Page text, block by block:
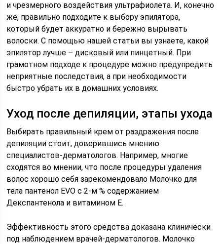
и чрезмерного воздействия ультрафиолета. И, конечно
же, правильно подходите к выбору эпилятора,
который будет аккуратно и бережно вырывать
волоски. С помощью нашей статьи вы узнаете, какой
эпилятор лучше – дисковый или пинцетный. При
грамотном подходе к процедуре можно предупредить
неприятные последствия, а при необходимости
быстро убрать их в домашних условиях.
Уход после депиляции, этапы ухода
Выбирать правильный крем от раздражения после
депиляции стоит, доверившись мнению
специалистов-дерматологов. Например, многие
сходятся во мнении, что после процедуры удаления
волос хорошо себя зарекомендовало Молочко для
тела пантенол EVO с 2-м % содержанием
Декспантенола и витамином E.
Эффективность этого средства доказана клинически
под наблюдением врачей-дерматологов. Молочко